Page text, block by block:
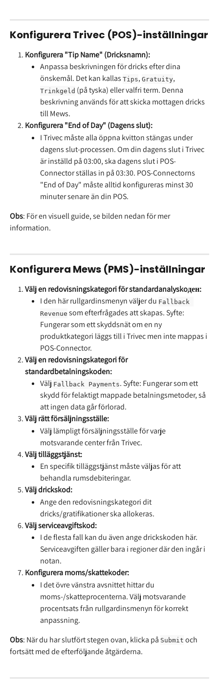
Konfigurera Trivec (POS)-inställningar
Konfigurera "Tip Name" (Dricksnamn):
Anpassa beskrivningen för dricks efter dina
önskemål. Det kan kallas Tips, Gratuity,
Trinkgeld (på tyska) eller valfri term. Denna
beskrivning används för att skicka mottagen dricks
till Mews.
Konfigurera "End of Day" (Dagens slut):
I Trivec måste alla öppna kvitton stängas under
dagens slut-processen. Om din dagens slut i Trivec
är inställd på 03:00, ska dagens slut i POS-
Connector ställas in på 03:30. POS-Connectorns
"End of Day" måste alltid konfigureras minst 30
minuter senare än din POS.
Obs: För en visuell guide, se bilden nedan för mer
information.
Konfigurera Mews (PMS)-inställningar
Välj en redovisningskategori för standardanalyskoден:
I den här rullgardinsmenyn väljer du Fallback
Revenue som efterfrågades att skapas. Syfte:
Fungerar som ett skyddsnät om en ny
produktkategori läggs till i Trivec men inte mappas i
POS-Connector.
Välj en redovisningskategori för
standardbetalningskoden:
Välj Fallback Payments. Syfte: Fungerar som ett
skydd för felaktigt mappade betalningsmetoder, så
att ingen data går förlorad.
Välj rätt försäljningsställe:
Välj lämpligt försäljningsställe för varje
motsvarande center från Trivec.
Välj tilläggstjänst:
En specifik tilläggstjänst måste väljas för att
behandla rumsdebiteringar.
Välj drickskod:
Ange den redovisningskategori dit
dricks/gratifikationer ska allokeras.
Välj serviceavgiftskod:
I de flesta fall kan du även ange drickskoden här.
Serviceavgiften gäller bara i regioner där den ingår i
notan.
Konfigurera moms/skattekoder:
I det övre vänstra avsnittet hittar du
moms-/skatteprocenterna. Välj motsvarande
procentsats från rullgardinsmenyn för korrekt
anpassning.
Obs: När du har slutfört stegen ovan, klicka på Submit och
fortsätt med de efterföljande åtgärderna.